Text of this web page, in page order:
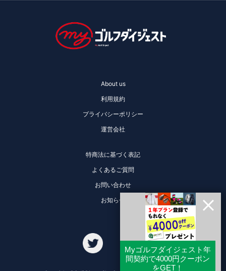
About us
利用規約
プライバシーポリシー
運営会社
特商法に基づく表記
よくあるご質問
お問い合わせ
お知らせ